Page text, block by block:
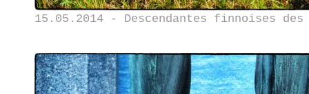
15.05.2014 - Descendantes finnoises